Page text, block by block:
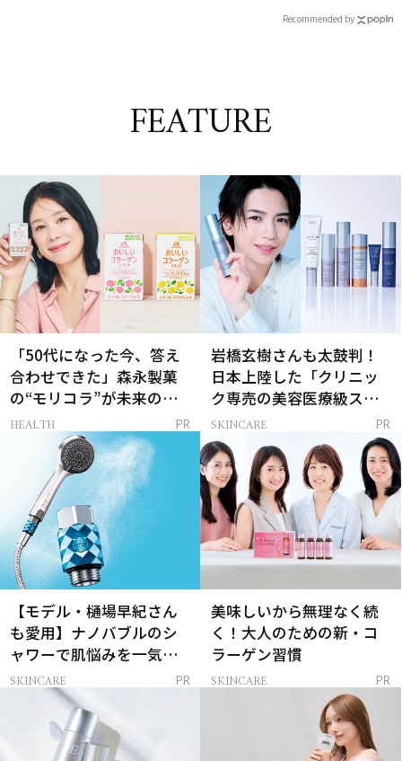
Recommended by
FEATURE
「50代になった今、答え
合わせできた」森永製菓
の“モリコラ”が未来のキ
レイを連れてくる！
HEALTH PR
岩橋玄樹さんも太鼓判！
日本上陸した「クリニッ
ク専売の美容医療級スキ
ンケア」
SKINCARE PR
【モデル・樋場早紀さん
も愛用】ナノバブルのシ
ャワーで肌悩みを一気に
解決
SKINCARE PR
美味しいから無理なく続
く！大人のための新・コ
ラーゲン習慣
SKINCARE PR